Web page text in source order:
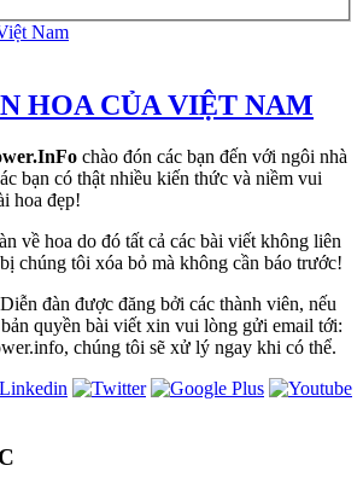
HOA CỦA VIỆT NAM
chào đón các bạn đến với ngôi nhà
bạn có thật nhiều kiến thức và niềm vui
hoa đẹp!
về hoa do đó tất cả các bài viết không liên
chúng tôi xóa bỏ mà không cần báo trước!
đàn được đăng bởi các thành viên, nếu
quyền bài viết xin vui lòng gửi email tới:
chúng tôi sẽ xử lý ngay khi có thể.